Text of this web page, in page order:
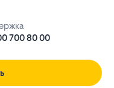
700 80 00